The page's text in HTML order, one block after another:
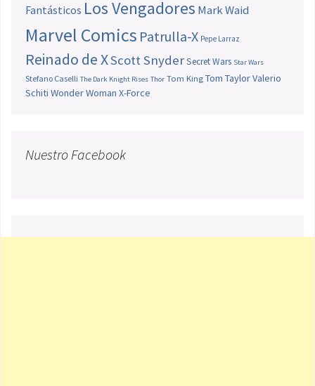
Fantásticos Los Vengadores Mark Waid
Marvel Comics Patrulla-X Pepe Larraz
Reinado de XScott SnyderSecret Wars Star Wars
Stefano Caselli The Dark Knight Rises Thor Tom King Tom TaylorValerio
Schiti Wonder Woman X-Force
Nuestro Facebook